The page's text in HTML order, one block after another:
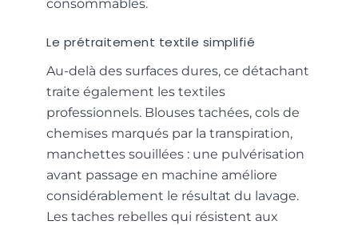
consommables.
Le prétraitement textile simplifié
Au-delà des surfaces dures, ce détachant
traite également les textiles
professionnels. Blouses tachées, cols de
chemises marqués par la transpiration,
manchettes souillées : une pulvérisation
avant passage en machine améliore
considérablement le résultat du lavage.
Les taches rebelles qui résistent aux